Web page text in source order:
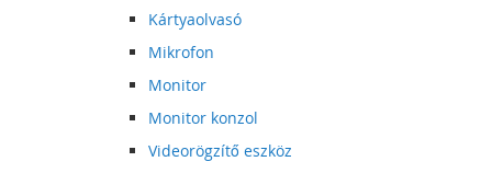
Kártyaolvasó
Mikrofon
Monitor
Monitor konzol
Videorögzítő eszköz